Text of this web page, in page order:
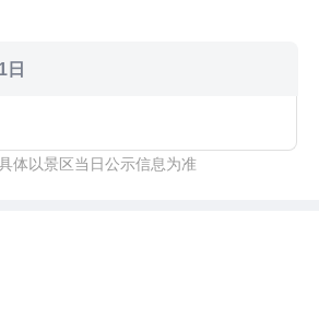
日
体以景区当日公示信息为准